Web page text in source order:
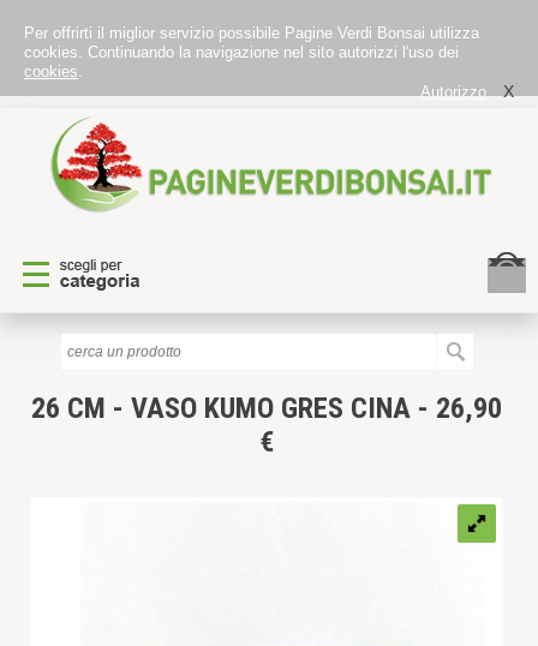
Per offrirti il miglior servizio possibile Pagine Verdi Bonsai utilizza
cookies. Continuando la navigazione nel sito autorizzi l'uso dei
cookies.
Autorizzo
X
26 CM - VASO KUMO GRES CINA - 26,90
€